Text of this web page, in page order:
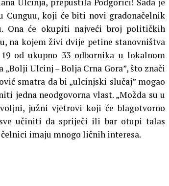
Cunguu, koji će biti novi gradonačelnik
Ona će okupiti najveći broj političkih
na kojem živi dvije petine stanovništva
od ukupno 33 odbornika u lokalnom
Ulcinj – Bolja Crna Gora”, što znači
smatra da bi „ulcinjski slučaj” mogao
jedna neodgovorna vlast. „Možda su u
južni vjetrovi koji će blagotvorno
učiniti da spriječi ili bar otupi talas
imaju mnogo ličnih interesa.